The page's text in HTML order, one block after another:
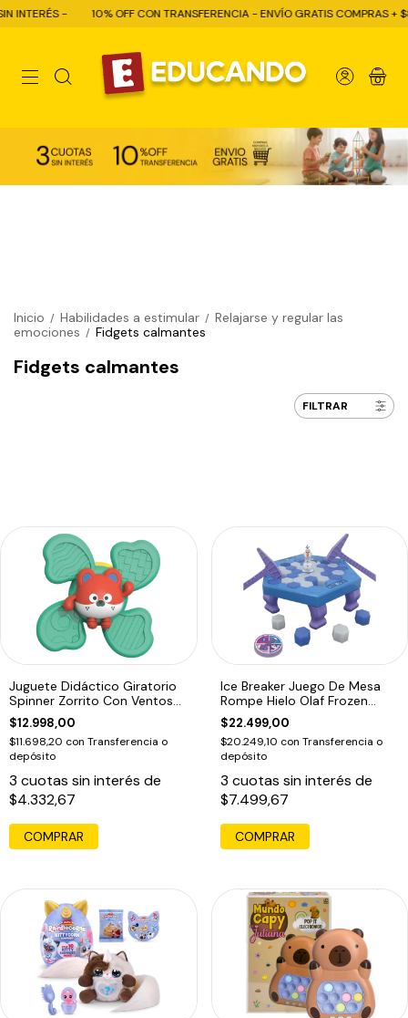
- 10% OFF CON TRANSFERENCIA - ENVÍO GRATIS COMPRAS + $80.000
0
Inicio / Habilidades a estimular / Relajarse y regular las
emociones / Fidgets calmantes
Fidgets calmantes
FILTRAR
Juguete Didáctico Giratorio
Spinner Zorrito Con Ventosa
Bebe
$12.998,00
$11.698,20 con Transferencia o
depósito
3 cuotas sin interés de
$4.332,67
COMPRAR
Ice Breaker Juego De Mesa
Rompe Hielo Olaf Frozen
Disney
$22.499,00
$20.249,10 con Transferencia o
depósito
3 cuotas sin interés de
$7.499,67